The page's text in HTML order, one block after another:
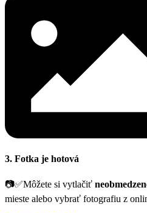
3. Fotka je hotová
📷✅Môžete si vytlačiť
mieste alebo vybrať fotografiu z